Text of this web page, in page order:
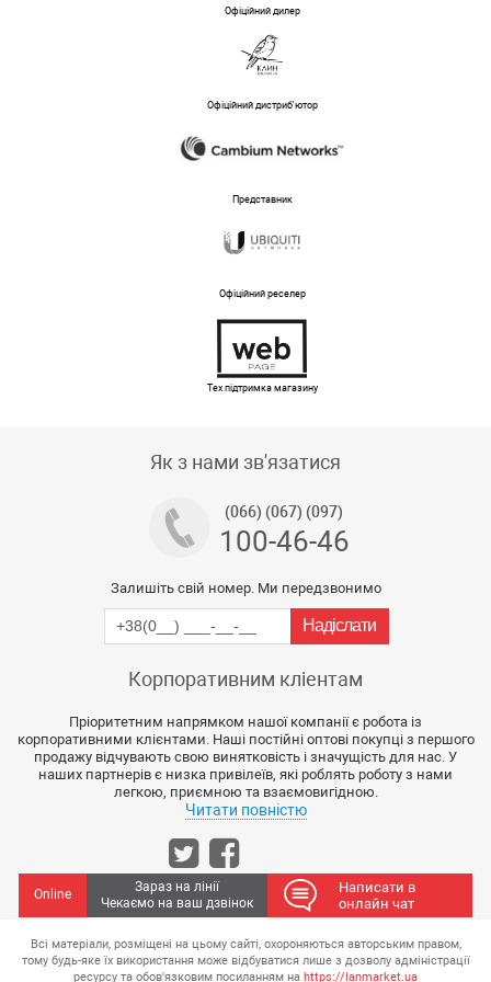
Офіційний дилер
Офіційний дистриб'ютор
Представник
Офіційний реселер
Тех підтримка магазину
Як з нами зв'язатися
(066) (067) (097)
100-46-46
Залишіть свій номер. Ми передзвонимо
Корпоративним кліентам
Пріоритетним напрямком нашої компанії є робота із
корпоративними клієнтами. Наші постійні оптові покупці з першого
продажу відчувають свою винятковість і значущість для нас. У
наших партнерів є низка привілеїв, які роблять роботу з нами
легкою, приємною та взаємовигідною.
Читати повністю
Online
Зараз на лінії
Чекаємо на ваш дзвінок
Написати в
онлайн чат
Всі матеріали, розміщені на цьому сайті, охороняються авторським правом,
тому будь-яке їх використання може відбуватися лише з дозволу адміністрації
ресурсу та обов'язковим посиланням на https://lanmarket.ua